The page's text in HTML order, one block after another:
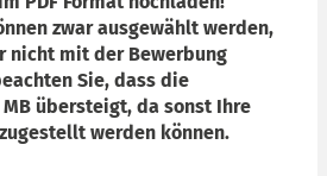
zwar ausgewählt werden,
nicht mit der Bewerbung
Sie, dass die
übersteigt, da sonst Ihre
werden können.